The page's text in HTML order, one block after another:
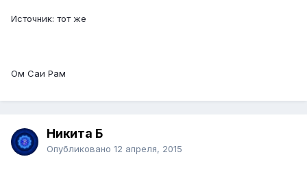
Источник: тот же
Ом Саи Рам
Никита Б
Опубликовано 12 апреля, 2015